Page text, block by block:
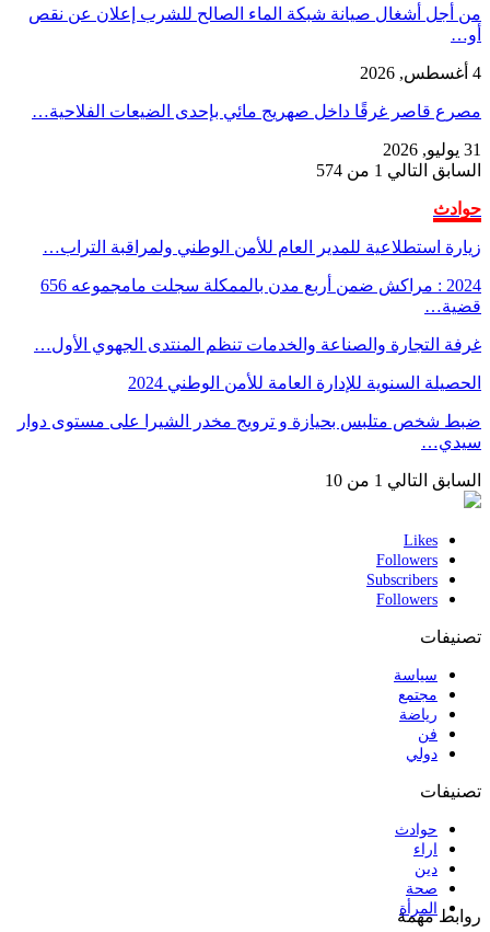
من أجل أشغال صيانة شبكة الماء الصالح للشرب إعلان عن نقص
أو…
4 أغسطس, 2026
مصرع قاصر غرقًا داخل صهريج مائي بإحدى الضيعات الفلاحية…
31 يوليو, 2026
السابق التالي 1 من 574
حوادث
زيارة استطلاعية للمدير العام للأمن الوطني ولمراقبة التراب…
2024 : مراكش ضمن أربع مدن بالممكلة سجلت مامجموعه 656
قضية…
غرفة التجارة والصناعة والخدمات تنظم المنتدى الجهوي الأول…
الحصيلة السنوية للإدارة العامة للأمن الوطني 2024
ضبط شخص متلبس بحيازة و ترويج مخدر الشيرا على مستوى دوار
سيدي…
السابق التالي 1 من 10
Likes
Followers
Subscribers
Followers
تصنيفات
سياسة
مجتمع
رياضة
فن
دولي
تصنيفات
حوادث
اراء
دين
صحة
المرأة
روابط مهمة